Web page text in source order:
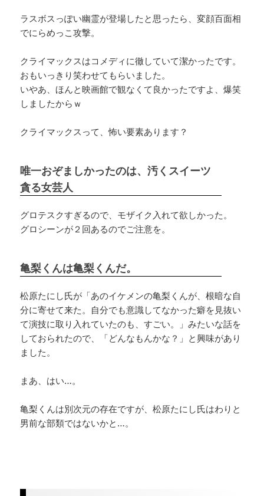
ラスボスっぽい幽霊が登場したと思ったら、変顔百面相
でにらめっこ攻撃。
クライマックスはコメディに徹していて潔かったです。
おもいっきり笑わせてもらいました。
いやあ、ほんと映画館で観なくて良かったですよ、爆笑
しましたからｗ
クライマックスって、怖い要素あります？
唯一おぞましかったのは、汚くスイーツ
貪る女芸人
グロテスクすぎるので、モザイク入れて欲しかった。
グロシーンが２回あるのでご注意を。
亀梨くんは亀梨くんだ。
松原たにし氏が「あのイケメンの亀梨くんが、根暗な自
分に寄せて来た。自分でも意識してなかった癖を見抜い
て演技に取り入れていたのも、すごい。」みたいな話を
しておられたので、「どんなもんかな？」と興味があり
ました。
まあ、はい…。
亀梨くんは別次元の存在ですが、松原たにし氏はわりと
男前な部類ではないかと…。